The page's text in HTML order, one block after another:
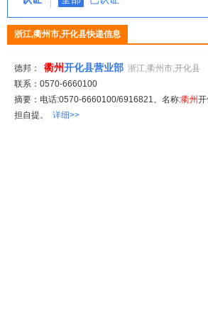
浙江,衢州市,开化县快递信息
德邦： 衢州开化县营业部 浙江,衢州市,开化县
联系：0570-6660100
摘要：电话:0570-6660100/6916821。名称:衢州
担自提。 详细>>